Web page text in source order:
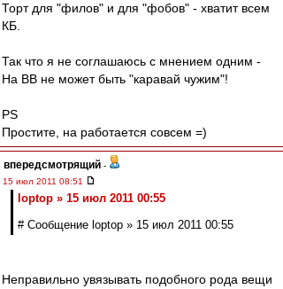
Торт для "филов" и для "фобов" - хватит всем
КБ.
Так что я не соглашаюсь с мнением одним -
На ВВ не может быть "каравай чужим"!
PS
Простите, на работается совсем =)
впередсмотрящий -
15 июл 2011 08:51
loptop » 15 июл 2011 00:55
# Сообщение loptop » 15 июл 2011 00:55
Неправильно увязывать подобного рода вещи